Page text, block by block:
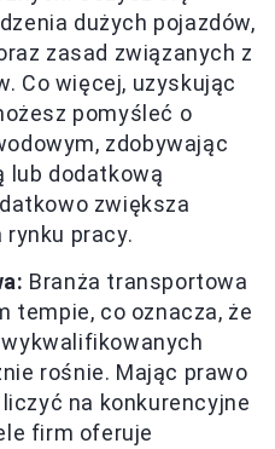
dużych pojazdów,
zasad związanych z
Co więcej, uzyskując
pomyśleć o
zdobywając
lub dodatkową
zwiększa
pracy.
Branża transportowa
tempie, co oznacza, że
rośnie. Mając prawo
na konkurencyjne
firm oferuje